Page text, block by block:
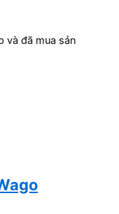
và đã mua sản